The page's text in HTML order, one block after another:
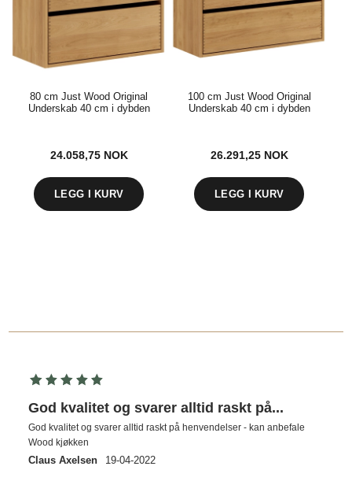
80 cm Just Wood Original
Underskab 40 cm i dybden
24.058,75 NOK
100 cm Just Wood Original
Underskab 40 cm i dybden
26.291,25 NOK
God kvalitet og svarer alltid raskt på...
God kvalitet og svarer alltid raskt på henvendelser - kan anbefale
Wood kjøkken
Claus Axelsen 19-04-2022